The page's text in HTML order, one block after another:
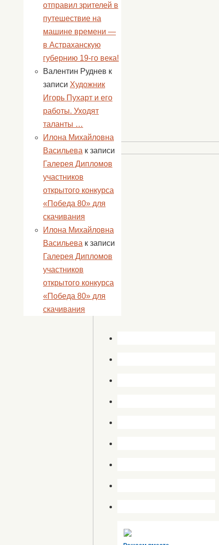
отправил зрителей в
путешествие на
машине времени —
в Астраханскую
губернию 19-го века!
Валентин Руднев к
записи Художник
Игорь Пухарт и его
работы. Уходят
таланты …
Илона Михайловна
Васильева к записи
Галерея Дипломов
участников
открытого конкурса
«Победа 80» для
скачивания
Илона Михайловна
Васильева к записи
Галерея Дипломов
участников
открытого конкурса
«Победа 80» для
скачивания